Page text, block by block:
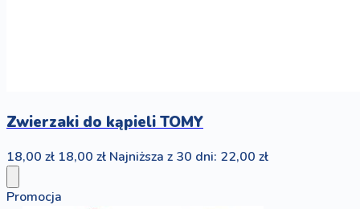
Zwierzaki do kąpieli TOMY
18,00 zł 18,00 zł Najniższa z 30 dni: 22,00 zł
Promocja